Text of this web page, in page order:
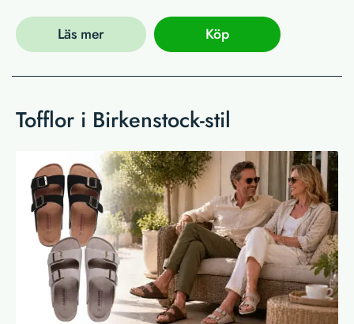
Läs mer Köp
Tofflor i Birkenstock-stil